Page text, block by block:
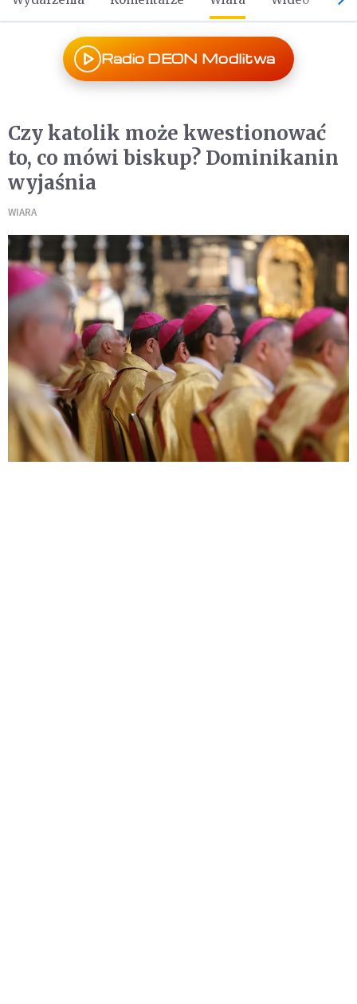
Radio DEON Modlitwa
Czy katolik może kwestionować
to, co mówi biskup? Dominikanin
wyjaśnia
WIARA